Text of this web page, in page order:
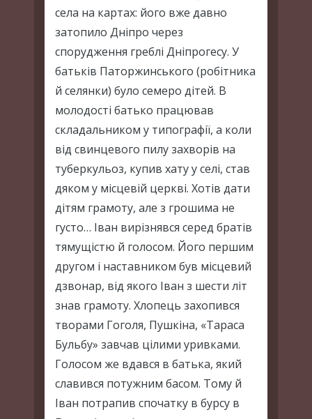
села на картах: його вже давно
затопило Дніпро через
спорудження греблі Дніпрогесу. У
батьків Паторжинського (робітника
й селянки) було семеро дітей. В
молодості батько працював
складальником у типографії, а коли
від свинцевого пилу захворів на
туберкульоз, купив хату у селі, став
дяком у місцевій церкві. Хотів дати
дітям грамоту, але з грошима не
густо… Іван вирізнявся серед братів
тямущістю й голосом. Його першим
другом і наставником був місцевий
дзвонар, від якого Іван з шести літ
знав грамоту. Хлопець захопився
творами Гоголя, Пушкіна, «Тараса
Бульбу» завчав цілими уривками.
Голосом же вдався в батька, який
славився потужним басом. Тому й
Іван потрапив спочатку в бурсу в